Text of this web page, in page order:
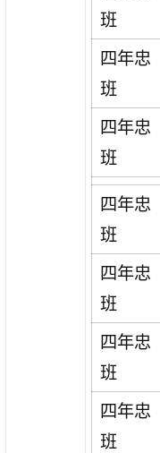
班
四年忠
班
四年忠
班
四年忠
班
四年忠
班
四年忠
班
四年忠
班